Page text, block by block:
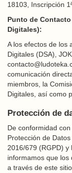
18103, Inscripción
Punto de
Digitales):
A los efectos de los
Digitales (DSA),
comunicación
miembros, la
Digitales, así como
Protección de
De conformidad
Protección de
2016/679 (RGPD)
informamos que los
a través de este